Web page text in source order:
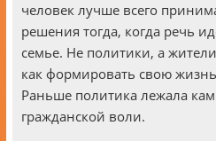
человек лучше всего
решения тогда, когда речь
семье. Не политики, а
как формировать свою
Раньше политика лежала
гражданской воли.